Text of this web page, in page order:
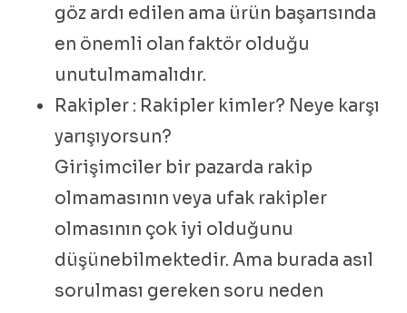
göz ardı edilen ama ürün başarısında
en önemli olan faktör olduğu
unutulmamalıdır.
Rakipler : Rakipler kimler? Neye karşı
yarışıyorsun?
Girişimciler bir pazarda rakip
olmamasının veya ufak rakipler
olmasının çok iyi olduğunu
düşünebilmektedir. Ama burada asıl
sorulması gereken soru neden